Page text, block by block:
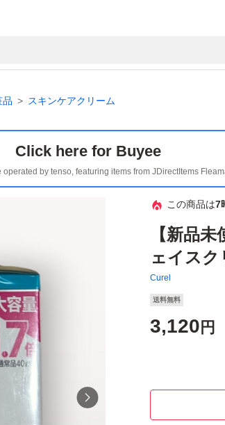
品 スキンケアクリーム
Click here for Buyee
by tenso, featuring items from JDirectItems
この商品は7
【新品
ェイスク
Curel
送料無料
3,120 円